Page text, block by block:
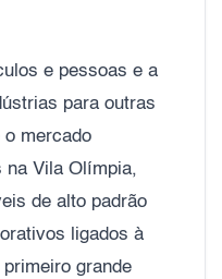
e pessoas e a
para outras
o mercado
na Vila Olímpia,
de alto padrão
ligados à
grande